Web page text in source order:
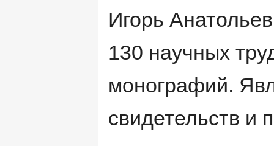
Игорь
130 научных
монографий.
свидетельств и